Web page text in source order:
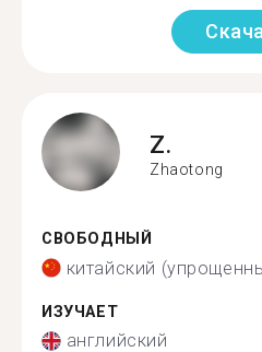
Z.
Zhaotong
СВОБОДНЫЙ
китайский
ИЗУЧАЕТ
английский